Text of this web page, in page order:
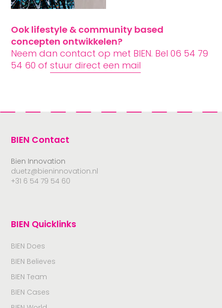
Ook lifestyle & community based
concepten ontwikkelen?
Neem dan contact op met BIEN. Bel 06 54 79
54 60 ofstuur direct een mail
BIEN Contact
Bien Innovation
duetz@bieninnovation.nl
+31 6 54 79 54 60
BIEN Quicklinks
BIEN Does
BIEN Believes
BIEN Team
BIEN Cases